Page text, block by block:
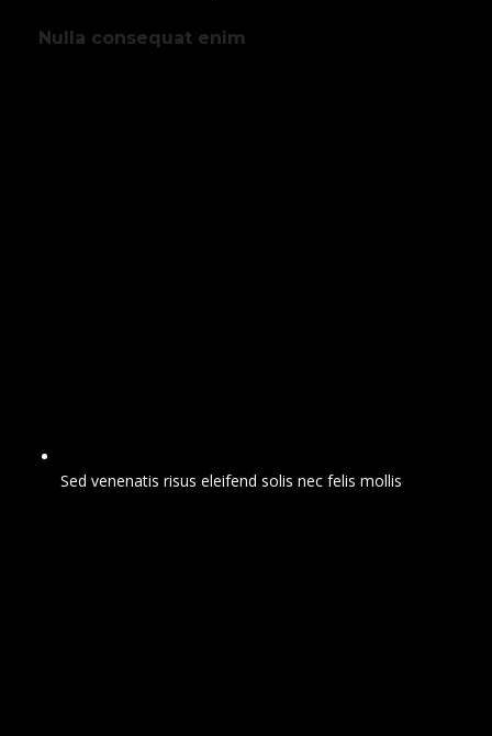
Nulla consequat enim
Sed venenatis risus eleifend solis nec felis mollis